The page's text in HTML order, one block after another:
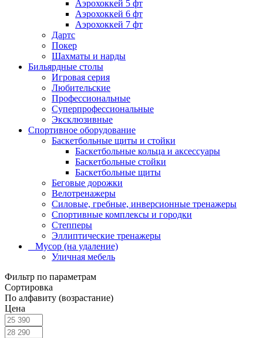
Аэрохоккей 5 фт
Аэрохоккей 6 фт
Аэрохоккей 7 фт
Дартс
Покер
Шахматы и нарды
Бильярдные столы
Игровая серия
Любительские
Профессиональные
Суперпрофессиональные
Эксклюзивные
Спортивное оборудование
Баскетбольные щиты и стойки
Баскетбольные кольца и аксессуары
Баскетбольные стойки
Баскетбольные щиты
Беговые дорожки
Велотренажеры
Силовые, гребные, инверсионные тренажеры
Спортивные комплексы и городки
Степперы
Эллиптические тренажеры
_ Мусор (на удаление)
Уличная мебель
Фильтр по параметрам
Сортировка
По алфавиту (возрастание)
Цена